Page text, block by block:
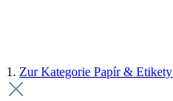
1. Zur Kategorie Papír & Etikety